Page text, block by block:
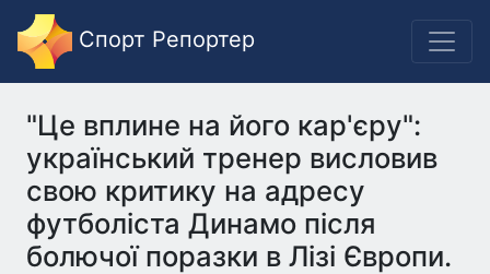
Спорт Репортер
"Це вплине на його кар'єру":
український тренер висловив
свою критику на адресу
футболіста Динамо після
болючої поразки в Лізі Європи.